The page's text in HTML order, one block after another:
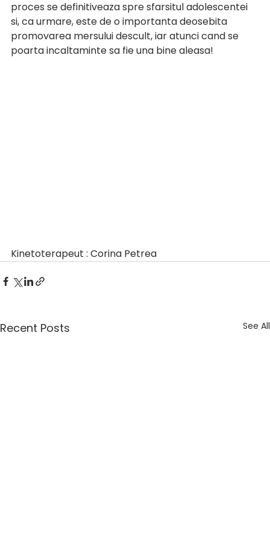
proces se definitiveaza spre sfarsitul adolescentei
si, ca urmare, este de o importanta deosebita
promovarea mersului descult, iar atunci cand se
poarta incaltaminte sa fie una bine aleasa!
Kinetoterapeut : Corina Petrea
Recent Posts See All